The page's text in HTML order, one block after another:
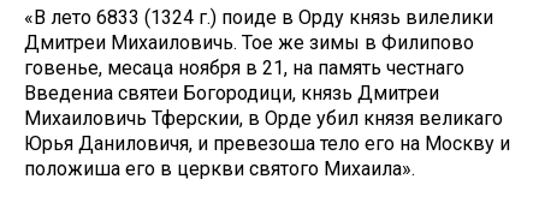
«В лето 6833 (1324 г.) поиде в Орду князь вилелики
Дмитреи Михаиловичь. Тое же зимы в Филипово
говенье, месаца ноября в 21, на память честнаго
Введениа святеи Богородици, князь Дмитреи
Михаиловичь Тферскии, в Орде убил князя великаго
Юрья Даниловичя, и превезоша тело его на Москву и
положиша его в церкви святого Михаила».